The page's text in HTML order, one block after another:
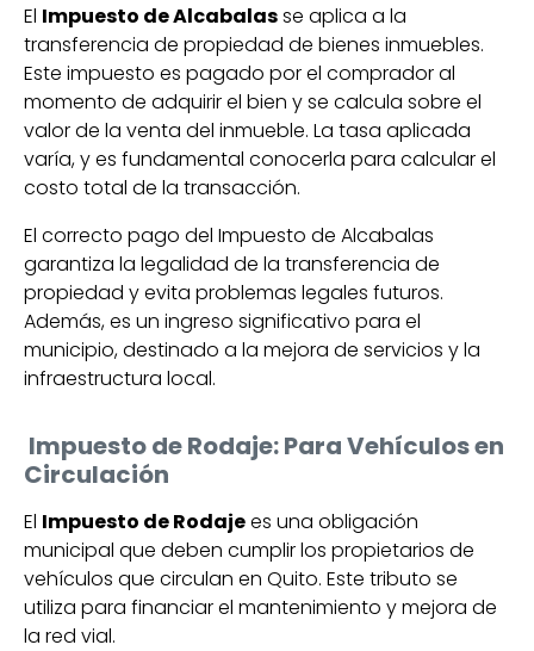
El Impuesto de Alcabalasse aplica a la
transferencia de propiedad de bienes inmuebles.
Este impuesto es pagado por el comprador al
momento de adquirir el bien y se calcula sobre el
valor de la venta del inmueble. La tasa aplicada
varía, y es fundamental conocerla para calcular el
costo total de la transacción.
El correcto pago del Impuesto de Alcabalas
garantiza la legalidad de la transferencia de
propiedad y evita problemas legales futuros.
Además, es un ingreso significativo para el
municipio, destinado a la mejora de servicios y la
infraestructura local.
Impuesto de Rodaje: Para Vehículos en
Circulación
El Impuesto de Rodajees una obligación
municipal que deben cumplir los propietarios de
vehículos que circulan en Quito. Este tributo se
utiliza para financiar el mantenimiento y mejora de
la red vial.